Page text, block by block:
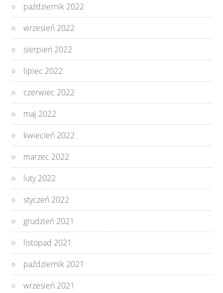
październik 2022
wrzesień 2022
sierpień 2022
lipiec 2022
czerwiec 2022
maj 2022
kwiecień 2022
marzec 2022
luty 2022
styczeń 2022
grudzień 2021
listopad 2021
październik 2021
wrzesień 2021